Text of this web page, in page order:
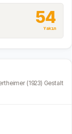
54
Yakın
(1923) Gestalt